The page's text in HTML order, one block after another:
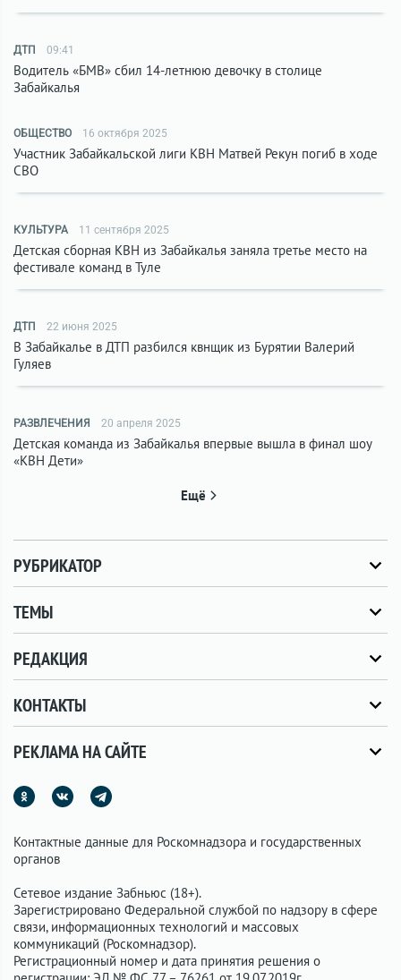
ДТП 09:41
Водитель «БМВ» сбил 14-летнюю девочку в столице
Забайкалья
ОБЩЕСТВО 16 октября 2025
Участник Забайкальской лиги КВН Матвей Рекун погиб в ходе
СВО
КУЛЬТУРА 11 сентября 2025
Детская сборная КВН из Забайкалья заняла третье место на
фестивале команд в Туле
ДТП 22 июня 2025
В Забайкалье в ДТП разбился квнщик из Бурятии Валерий
Гуляев
РАЗВЛЕЧЕНИЯ 20 апреля 2025
Детская команда из Забайкалья впервые вышла в финал шоу
«КВН Дети»
Ещё
РУБРИКАТОР
ТЕМЫ
РЕДАКЦИЯ
КОНТАКТЫ
РЕКЛАМА НА САЙТЕ
Контактные данные для Роскомнадзора и государственных
органов
Сетевое издание Забньюс (18+).
Зарегистрировано Федеральной службой по надзору в сфере
связи, информационных технологий и массовых
коммуникаций (Роскомнадзор).
Регистрационный номер и дата принятия решения о